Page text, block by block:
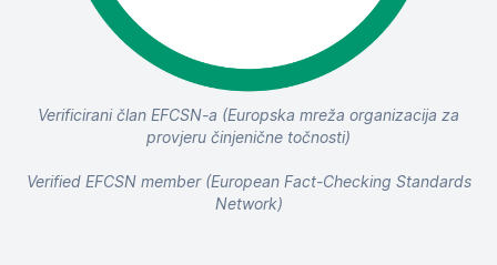
Verificirani član EFCSN-a (Europska mreža organizacija za
provjeru činjenične točnosti)
Verified EFCSN member (European Fact-Checking Standards
Network)